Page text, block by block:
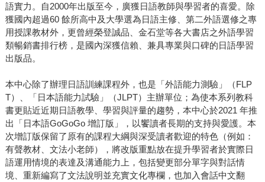
語實力。自2000年出版至今，廣獲日語教師與學習者的喜愛。除
獲國內超過60 餘所高中及大學選為日語主修、第二外語選修之專
用授課教材外，更曾經榮登誠品、金石堂等各大書店之外語學習
類暢銷書排行榜，是國內深獲信賴、兼具專業與口碑的日語學習
出版品。
本中心除了辦理日語訓練課程外，也是「外語能力測驗」（FLP
T）、「日本語能力試驗」（JLPT）主辦單位；為使本系列教科
書更貼近近期日語教學、學習與評量的趨勢，本中心於2021 年推
出「日本語GoGoGo 增訂版」，以饗讀者長期的支持與愛護。本
次增訂版保留了原有的課程大綱與深受讀者歡迎的特色（例如：
有聲教材、文法小老師），將改版重點放在提升學習者於實際日
語運用情境的表達及溝通能力上，包括變更部分單字與對話情
境、重新編寫了文法說明並充實文化專欄，也加入會話中文翻